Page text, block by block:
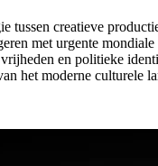
tussen creatieve
met urgente
en politieke
het moderne culturele